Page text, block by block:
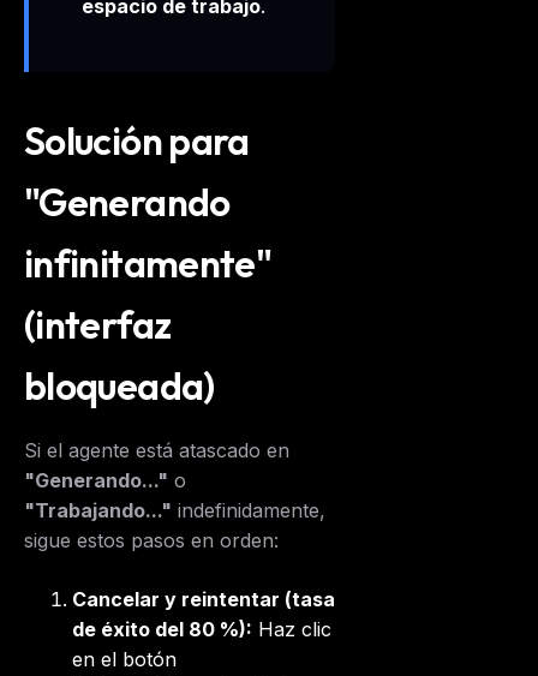
espacio de trabajo.
Solución para
"Generando
infinitamente"
(interfaz
bloqueada)
Si el agente está atascado en
"Generando..." o
"Trabajando..." indefinidamente,
sigue estos pasos en orden:
Cancelar y reintentar (tasa
de éxito del 80 %): Haz clic
en el botón